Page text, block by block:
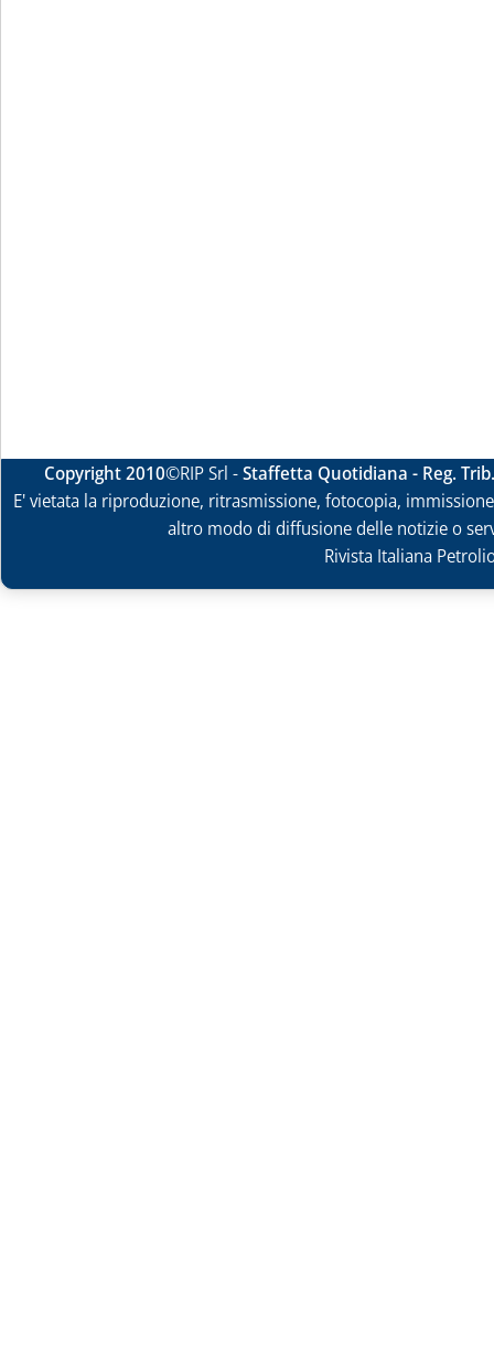
Copyright 2010©RIP Srl -Staffetta Quotidiana - Reg.
E' vietata la riproduzione, ritrasmissione, fotocopia,
altro modo di diffusione delle notizie o
Rivista Italiana